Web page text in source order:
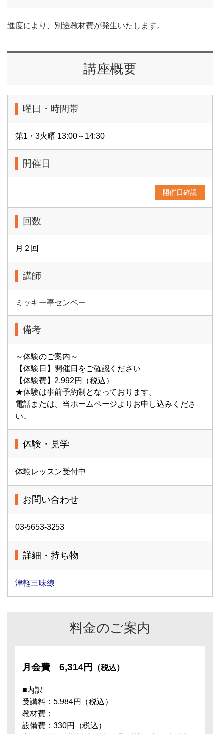
進度により、別途教材費が発生いたします。
講座概要
曜日・時間帯
第1・3火曜 13:00～14:30
開催日
開催日確認
回数
月２回
講師
ミッキー亭センベー
備考
～体験のご案内～
【体験日】開催日をご確認ください
【体験費】2,992円（税込）
★体験は事前予約制となっております。
電話または、当ホームページよりお申し込みくださ
い。
体験・見学
体験レッスン受付中
お問い合わせ
03-5653-3253
詳細・持ち物
津軽三味線
料金のご案内
月会費 6,314円 （税込）
■内訳
受講料：5,984円（税込）
教材費：
設備費：330円（税込）